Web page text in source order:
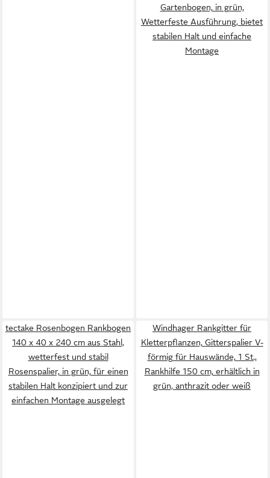
Gartenbogen, in grün,
Wetterfeste Ausführung, bietet
stabilen Halt und einfache
Montage
tectake Rosenbogen Rankbogen
140 x 40 x 240 cm aus Stahl,
wetterfest und stabil
Rosenspalier, in grün, für einen
stabilen Halt konzipiert und zur
einfachen Montage ausgelegt
Windhager Rankgitter für
Kletterpflanzen, Gitterspalier V-
förmig für Hauswände, 1 St.,
Rankhilfe 150 cm, erhältlich in
grün, anthrazit oder weiß